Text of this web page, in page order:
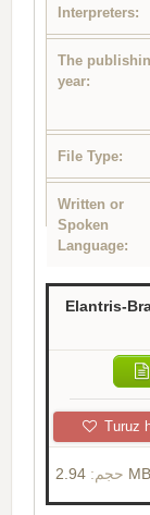
Interpreters:
The
year:
File Type:
Written or
Spoken
Language:
Elantris-
Turuz
حجم: 2.94 MB